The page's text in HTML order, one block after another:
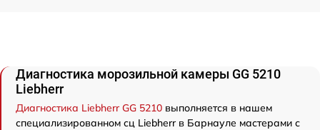
Диагностика морозильной камеры GG 5210
Liebherr
Диагностика Liebherr GG 5210 выполняется в нашем
специализированном сц Liebherr в Барнауле мастерами с